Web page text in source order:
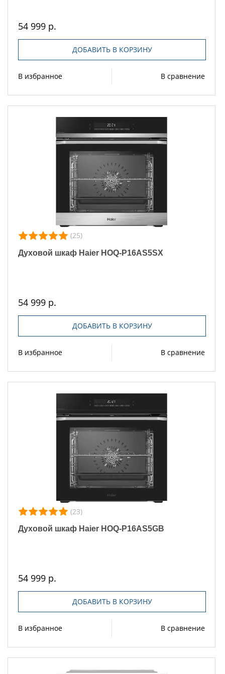
54 999 р.
ДОБАВИТЬ В КОРЗИНУ
В избранное В сравнение
(25)
Духовой шкаф Haier HOQ-P16AS5SX
54 999 р.
ДОБАВИТЬ В КОРЗИНУ
В избранное В сравнение
(23)
Духовой шкаф Haier HOQ-P16AS5GB
54 999 р.
ДОБАВИТЬ В КОРЗИНУ
В избранное В сравнение